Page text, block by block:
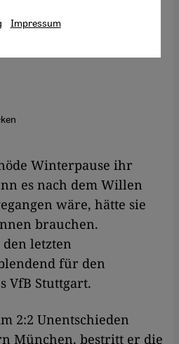
auflaufen.
Winterpause ihr
es nach dem Willen
wäre, hätte sie
brauchen.
letzten
für den
VfB Stuttgart.
2:2 Unentschieden
München, bestritt er die
Impressum